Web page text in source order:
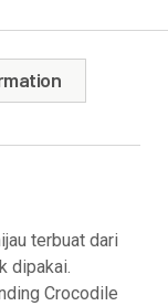
terbuat dari
dipakai.
Crocodile